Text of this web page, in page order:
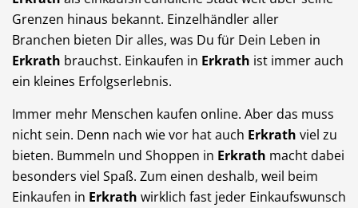
Grenzen hinaus bekannt. Einzelhändler aller
Branchen bieten Dir alles, was Du für Dein Leben in
Erkrath brauchst. Einkaufen in Erkrath ist immer auch
ein kleines Erfolgserlebnis.
Immer mehr Menschen kaufen online. Aber das muss
nicht sein. Denn nach wie vor hat auch Erkrath viel zu
bieten. Bummeln und Shoppen in Erkrath macht dabei
besonders viel Spaß. Zum einen deshalb, weil beim
Einkaufen in Erkrath wirklich fast jeder Einkaufswunsch